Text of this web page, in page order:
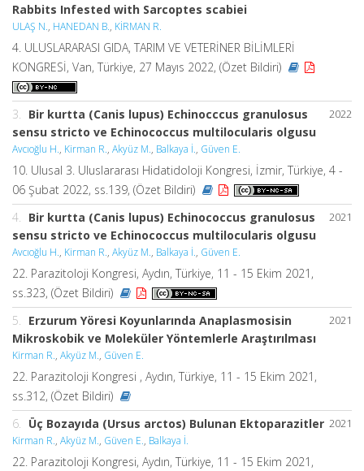
Rabbits Infested with Sarcoptes scabiei
ULAŞ N., HANEDAN B., KİRMAN R.
4. ULUSLARARASI GIDA, TARIM VE VETERİNER BİLİMLERİ
KONGRESİ, Van, Türkiye, 27 Mayıs 2022, (Özet Bildiri)
2022
3.
Bir kurtta (Canis lupus) Echinocccus granulosus
sensu stricto ve Echinococcus multilocularis olgusu
Avcıoğlu H., Kirman R., Akyüz M., Balkaya İ., Güven E.
10. Ulusal 3. Uluslararası Hidatidoloji Kongresi, İzmir, Türkiye, 4 -
06 Şubat 2022, ss.139, (Özet Bildiri)
2021
4.
Bir kurtta (Canis lupus) Echinococcus granulosus
sensu stricto ve Echinococcus multilocularis olgusu
Avcıoğlu H., Kirman R., Akyüz M., Balkaya İ., Güven E.
22. Parazitoloji Kongresi, Aydın, Türkiye, 11 - 15 Ekim 2021,
ss.323, (Özet Bildiri)
2021
5.
Erzurum Yöresi Koyunlarında Anaplasmosisin
Mikroskobik ve Moleküler Yöntemlerle Araştırılması
Kirman R., Akyüz M., Güven E.
22. Parazitoloji Kongresi , Aydın, Türkiye, 11 - 15 Ekim 2021,
ss.312, (Özet Bildiri)
2021
6. Üç Bozayıda (Ursus arctos) Bulunan Ektoparazitler
Kirman R., Akyüz M., Güven E., Balkaya İ.
22. Parazitoloji Kongresi, Aydın, Türkiye, 11 - 15 Ekim 2021,